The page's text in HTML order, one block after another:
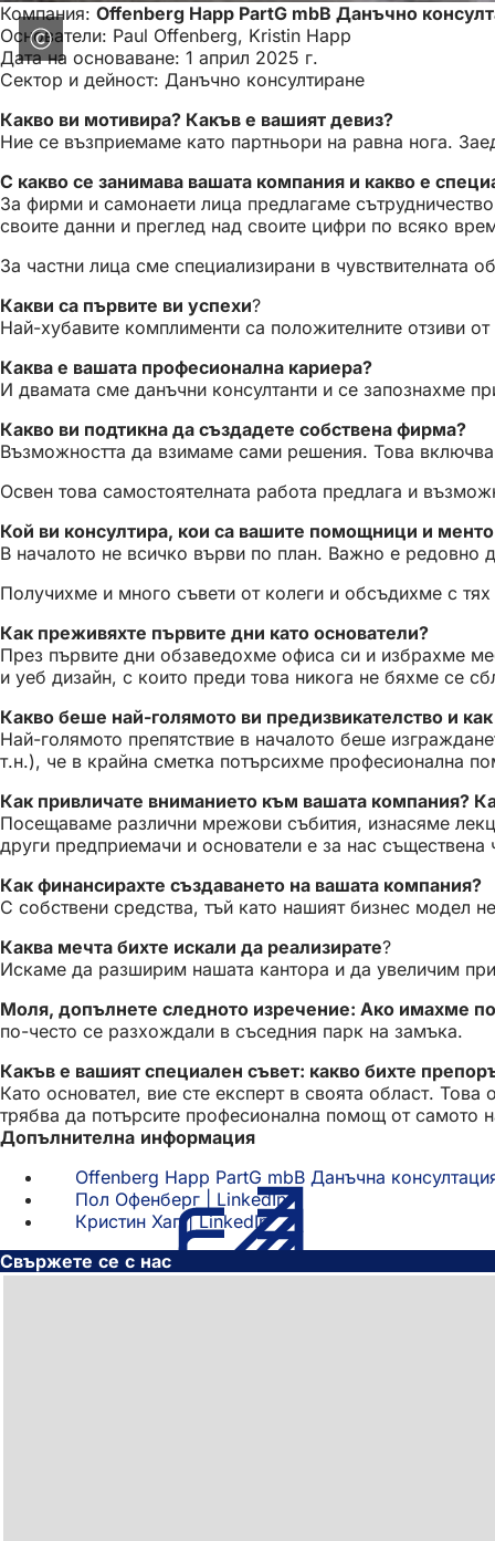
Компания: Offenberg Happ PartG mbB Данъчно
Основатели: Paul Offenberg, Kristin Happ
Дата на основаване: 1 април 2025 г.
Сектор и дейност: Данъчно консултиране
Какво ви мотивира? Какъв е вашият девиз?
Ние се възприемаме като партньори на равна нога.
С какво се занимава вашата компания и какво е
За фирми и самонаети лица предлагаме
своите данни и преглед над своите цифри по всяко
За частни лица сме специализирани в чувствителната
Какви са първите ви успехи?
Най-хубавите комплименти са положителните отзиви
Каква е вашата професионална кариера?
И двамата сме данъчни консултанти и се запознахме
Какво ви подтикна да създадете собствена фирма?
Възможността да взимаме сами решения. Това
Освен това самостоятелната работа предлага и
Кой ви консултира, кои са вашите помощници и
В началото не всичко върви по план. Важно е редовно
Получихме и много съвети от колеги и обсъдихме с
Как преживяхте първите дни като основатели?
През първите дни обзаведохме офиса си и избрахме
и уеб дизайн, с които преди това никога не бяхме се
Какво беше най-голямото ви предизвикателство и
Най-голямото препятствие в началото беше
т.н.), че в крайна сметка потърсихме професионална
Как привличате вниманието към вашата компания?
Посещаваме различни мрежови събития, изнасяме
други предприемачи и основатели е за нас съществена
Как финансирахте създаването на вашата компания?
С собствени средства, тъй като нашият бизнес модел
Каква мечта бихте искали да реализирате?
Искаме да разширим нашата кантора и да увеличим
Моля, допълнете следното изречение: Ако имахме
по-често се разхождали в съседния парк на замъка.
Какъв е вашият специален съвет: какво бихте
Като основател, вие сте експерт в своята област.
трябва да потърсите професионална помощ от самото
Допълнителна информация
Offenberg Happ PartG mbB Данъчна
Пол Офенберг | LinkedIn(Отваря
се
в
Кристин Хап | LinkedIn(Отваря
се
Свържете се с нас